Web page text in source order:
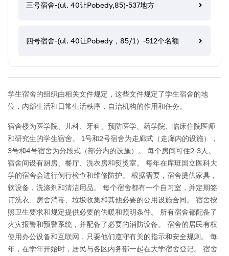
三号宿舍-(ul. 40让Pobedy,85)-537地方
四号宿舍-(ul. 40让Pobedy，85/1）-512个名额
学生宿舍的组织由相关文件规定，这些文件规定了学生宿舍的地
位，内部生活和日常生活秩序，自治机构的作用和任务。
宿舍楼为医学院、儿科、牙科、预防医学、药学院、临床住院医师
和研究生的学生宿舍。
1号和2号宿舍为走廊式（走廊内的设施），
3号和4号宿舍为分段式（部分内的设施）。 每个房间可住2-3人。
宿舍间设有厨房、餐厅、洗衣房和熨烫室。
每年在库班国立医科大
学的宿舍会进行例行检查和维修防护。 根据需要，宿舍提供家具，
软设备，洗涤剂和清洁用品。
每个宿舍都有一个自习室，并定期签
订洗衣、房舍消毒、垃圾收集和其他必要的公用设施合同。 宿舍按
照卫生要求和规定提供必要的供暖和照明条件。 所有宿舍都配备了
火灾报警和预警系统，并配备了必要的消防设备。 宿舍的居民有权
使用办公设备和互联网，只要他们遵守有关的指示和安全规则。
每
年，在学年开始时，居民与各区内务部一起在大学宿舍登记。
宿舍